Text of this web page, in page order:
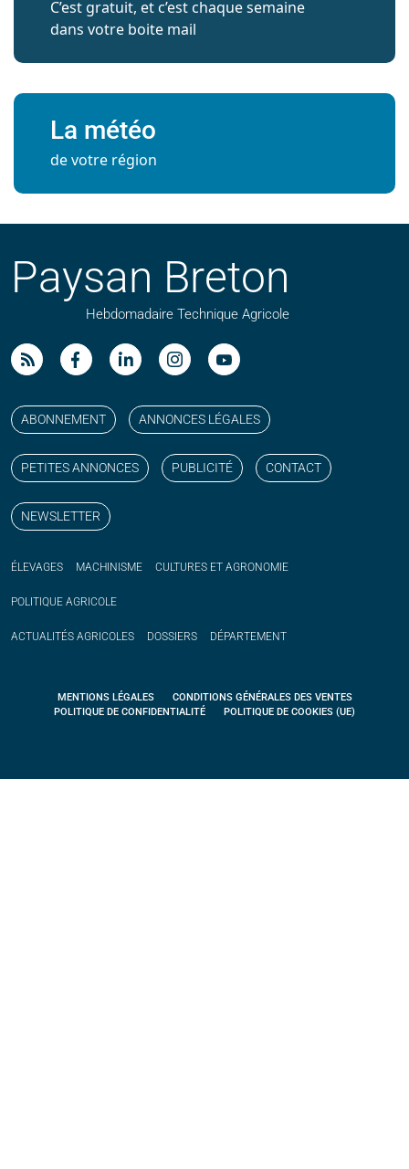
C’est gratuit, et c’est chaque semaine
dans votre boite mail
La météo
de votre région
Paysan Breton
Hebdomadaire Technique Agricole
ABONNEMENT ANNONCES LÉGALES
PETITES ANNONCES PUBLICITÉ CONTACT
NEWSLETTER
ÉLEVAGES MACHINISME CULTURES ET AGRONOMIE
POLITIQUE AGRICOLE
ACTUALITÉS AGRICOLES DOSSIERS DÉPARTEMENT
MENTIONS LÉGALES
CONDITIONS GÉNÉRALES DES VENTES
POLITIQUE DE CONFIDENTIALITÉ
POLITIQUE DE COOKIES (UE)